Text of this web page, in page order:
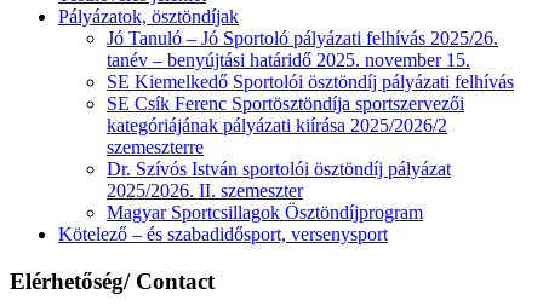
Pályázatok, ösztöndíjak
Jó Tanuló – Jó Sportoló pályázati felhívás 2025/26.
tanév – benyújtási határidő 2025. november 15.
SE Kiemelkedő Sportolói ösztöndíj pályázati felhívás
SE Csík Ferenc Sportösztöndíja sportszervezői
kategóriájának pályázati kiírása 2025/2026/2
szemeszterre
Dr. Szívós István sportolói ösztöndíj pályázat
2025/2026. II. szemeszter
Magyar Sportcsillagok Ösztöndíjprogram
Kötelező – és szabadidősport, versenysport
Elérhetőség/ Contact